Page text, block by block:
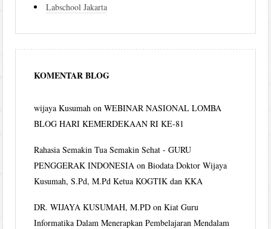
Labschool Jakarta
KOMENTAR BLOG
wijaya Kusumah onWEBINAR NASIONAL LOMBA
BLOG HARI KEMERDEKAAN RI KE-81
Rahasia Semakin Tua Semakin Sehat - GURU
PENGGERAK INDONESIA onBiodata Doktor Wijaya
Kusumah, S.Pd, M.Pd Ketua KOGTIK dan KKA
DR. WIJAYA KUSUMAH, M.PD onKiat Guru
Informatika Dalam Menerapkan Pembelajaran Mendalam